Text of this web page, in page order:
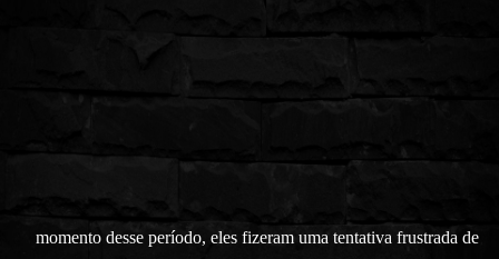
momento desse período, eles fizeram uma tentativa frustrada de